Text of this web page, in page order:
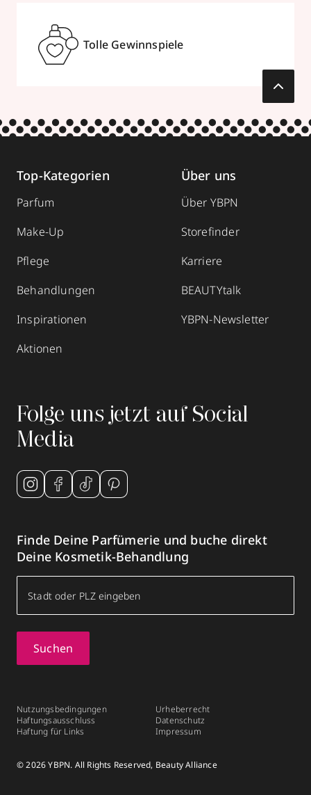
Tolle Gewinnspiele
Top-Kategorien
Parfum
Make-Up
Pflege
Behandlungen
Inspirationen
Aktionen
Über uns
Über YBPN
Storefinder
Karriere
BEAUTYtalk
YBPN-Newsletter
Folge uns jetzt auf Social
Media
Finde Deine Parfümerie und buche direkt
Deine Kosmetik-Behandlung
Suchen
Nutzungsbedingungen
Haftungsausschluss
Haftung für Links
Urheberrecht
Datenschutz
Impressum
© 2026 YBPN. All Rights Reserved, Beauty Alliance